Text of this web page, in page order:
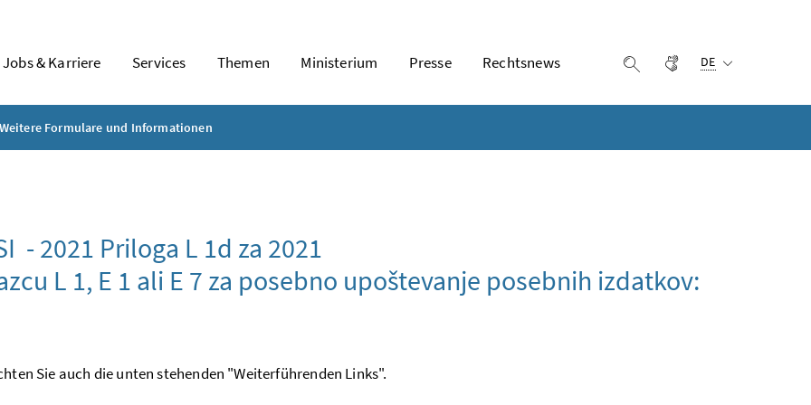
Jobs & Karriere Services Themen Ministerium Presse Rechtsnews Suche einblenden
Gebärdensprache
DE
Weitere Formulare und Informationen
- 2021 Priloga L 1d za 2021
L 1, E 1 ali E 7 za posebno upoštevanje posebnih izdatkov:
Sie auch die unten stehenden "Weiterführenden Links".